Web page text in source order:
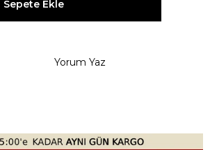
Yorum Yaz